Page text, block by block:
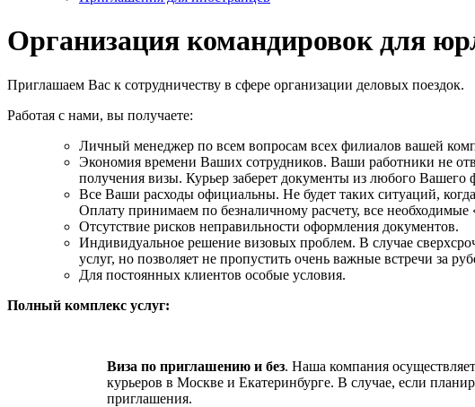
Организация командировок для
Приглашаем Вас к сотрудничеству в сфере организации деловых поездок.
Работая с нами, вы получаете:
Личный менеджер по всем вопросам всех филиалов вашей
Экономия времени Ваших сотрудников. Ваши работники не
получения визы. Курьер заберет документы из любого Вашего
Все Ваши расходы официальны. Не будет таких ситуаций,
Оплату принимаем по безналичному расчету, все
Отсутствие рисков неправильности оформления документов.
Индивидуальное решение визовых проблем. В случае
услуг, но позволяет не пропустить очень важные встречи за
Для постоянных клиентов особые условия.
Полный комплекс услуг:
Виза по приглашению и без. Наша компания
курьеров в Москве и Екатеринбурге. В случае, если
приглашения.